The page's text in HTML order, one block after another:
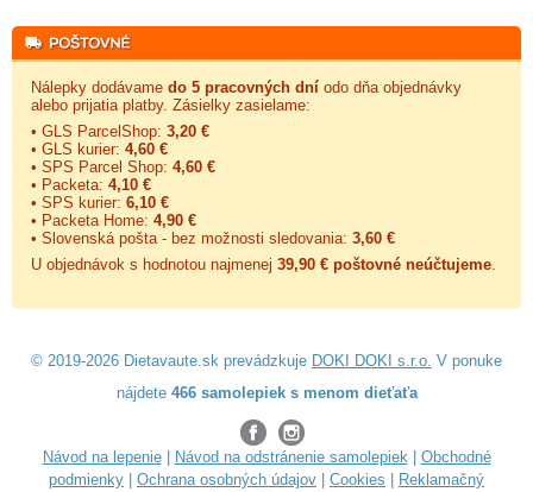
Nálepky dodávame do 5 pracovných dní odo dňa objednávky
alebo prijatia platby. Zásielky zasielame:
• GLS ParcelShop: 3,20 €
• GLS kurier: 4,60 €
• SPS Parcel Shop: 4,60 €
• Packeta: 4,10 €
• SPS kurier: 6,10 €
• Packeta Home: 4,90 €
• Slovenská pošta - bez možnosti sledovania: 3,60 €
U objednávok s hodnotou najmenej 39,90 € poštovné neúčtujeme.
© 2019-2026 Dietavaute.sk prevádzkuje DOKI DOKI s.r.o. V ponuke
nájdete 466 samolepiek s menom dieťaťa
Návod na lepenie| Návod na odstránenie samolepiek| Obchodné
podmienky
Ochrana osobných údajov Cookies
Reklamačný